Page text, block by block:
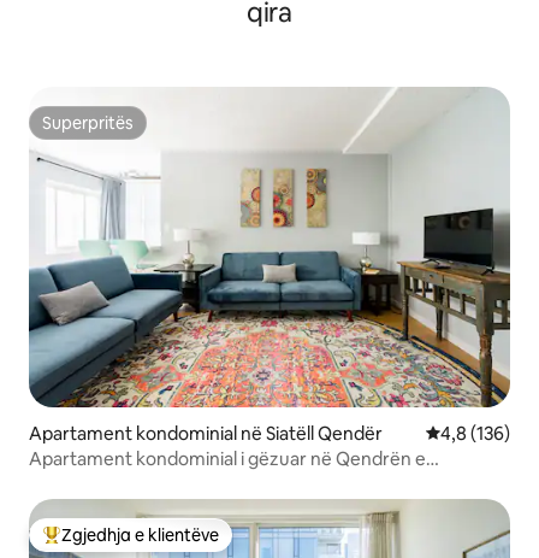
qira
Superpritës
Superpritës
Apartament kondominial në Siatëll Qendër Vlerësimi
4,8 (136)
Apartament kondominial i gëzuar në Qendrën e
Më të mirat e zgjedhjeve të klientëve
Zgjedhja e klientëve